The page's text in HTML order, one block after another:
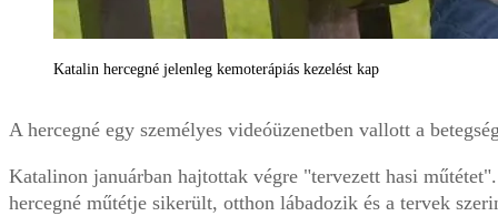
Katalin hercegné jelenleg kemoterápiás kezelést kap
A hercegné egy személyes videóüzenetben vallott a
Katalinon januárban hajtottak végre "tervezett hasi
hercegné műtétje sikerült, otthon lábadozik és a tervek